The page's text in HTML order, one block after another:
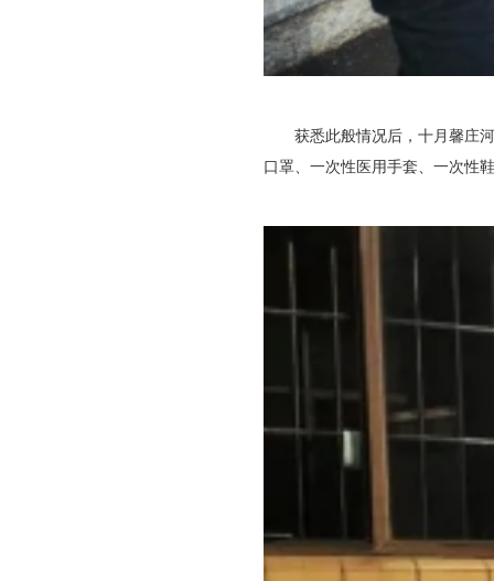
获悉此般情况后，十月馨庄河
口罩、一次性医用手套、一次性